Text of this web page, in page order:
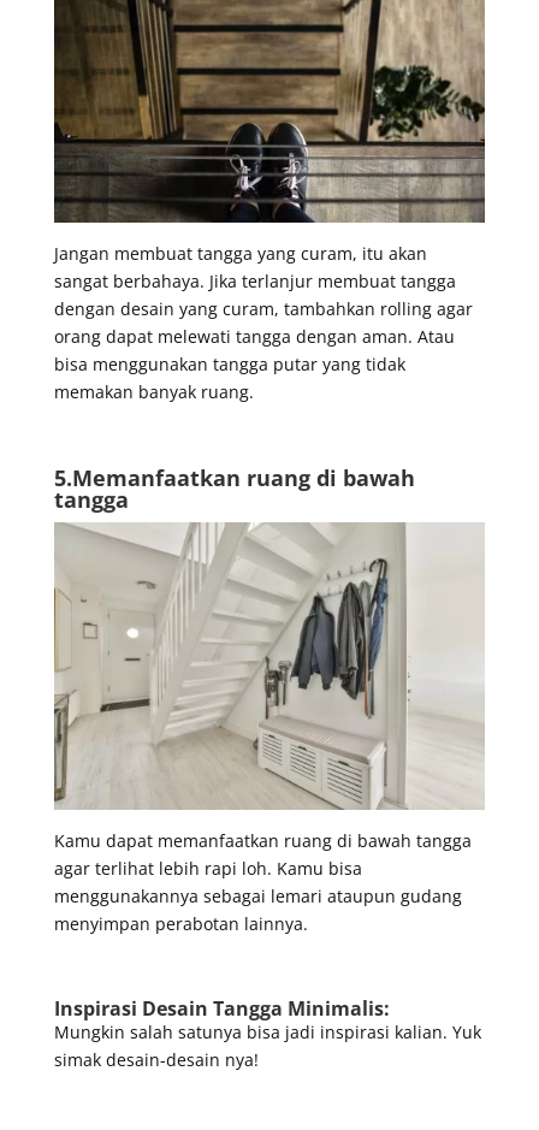
Jangan membuat tangga yang curam, itu akan
sangat berbahaya. Jika terlanjur membuat tangga
dengan desain yang curam, tambahkan rolling agar
orang dapat melewati tangga dengan aman. Atau
bisa menggunakan tangga putar yang tidak
memakan banyak ruang.
5.Memanfaatkan ruang di bawah
tangga
Kamu dapat memanfaatkan ruang di bawah tangga
agar terlihat lebih rapi loh. Kamu bisa
menggunakannya sebagai lemari ataupun gudang
menyimpan perabotan lainnya.
Inspirasi Desain Tangga Minimalis:
Mungkin salah satunya bisa jadi inspirasi kalian. Yuk
simak desain-desain nya!